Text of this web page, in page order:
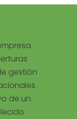
gestión
de un